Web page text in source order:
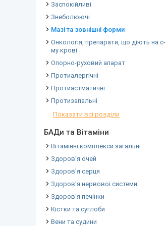
Заспокійливі
Знеболюючі
Мазі та зовнішні форми
Онкологія, препарати, що діють на с-
му крові
Опорно-руховий апарат
Протиалергічні
Протиастматичні
Протизапальні
Показати всі розділи
БАДи та Вітаміни
Вітамінні комплекси загальні
Здоров'я очей
Здоров'я серця
Здоров'я нервової системи
Здоров'я печінки
Кістки та суглоби
Вени та судини